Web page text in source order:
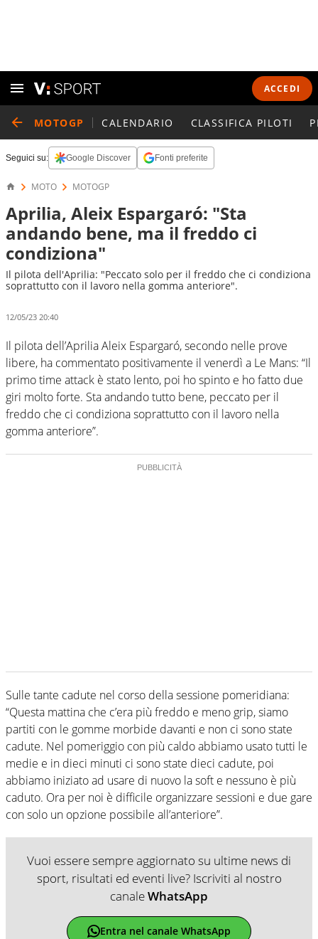
ACCEDI
MOTOGP CALENDARIO CLASSIFICA PILOTI
Seguici su: Google Discover Fonti preferite
MOTO MOTOGP
Aprilia, Aleix Espargaró: "Sta
andando bene, ma il freddo ci
condiziona"
Il pilota dell'Aprilia: "Peccato solo per il freddo che ci condiziona
soprattutto con il lavoro nella gomma anteriore".
12/05/23 20:40
Il pilota dell’Aprilia Aleix Espargaró, secondo nelle prove
libere, ha commentato positivamente il venerdì a Le Mans: “Il
primo time attack è stato lento, poi ho spinto e ho fatto due
giri molto forte. Sta andando tutto bene, peccato per il
freddo che ci condiziona soprattutto con il lavoro nella
gomma anteriore”.
Sulle tante cadute nel corso della sessione pomeridiana:
“Questa mattina che c’era più freddo e meno grip, siamo
partiti con le gomme morbide davanti e non ci sono state
cadute. Nel pomeriggio con più caldo abbiamo usato tutti le
medie e in dieci minuti ci sono state dieci cadute, poi
abbiamo iniziato ad usare di nuovo la soft e nessuno è più
caduto. Ora per noi è difficile organizzare sessioni e due gare
con solo un opzione possibile all’anteriore”.
Vuoi essere sempre aggiornato su ultime news di
sport, risultati ed eventi live? Iscriviti al nostro
canaleWhatsApp
Entra nel canale WhatsApp